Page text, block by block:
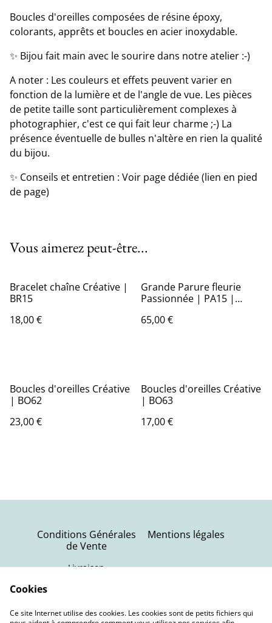
Boucles d'oreilles composées de résine époxy,
colorants, apprêts et boucles en acier inoxydable.
✨ Bijou fait main avec le sourire dans notre atelier :-)
A noter : Les couleurs et effets peuvent varier en
fonction de la lumière et de l'angle de vue. Les pièces
de petite taille sont particulièrement complexes à
photographier, c'est ce qui fait leur charme ;-) La
présence éventuelle de bulles n'altère en rien la qualité
du bijou.
✨ Conseils et entretien : Voir page dédiée (lien en pied
de page)
Vous aimerez peut-être...
Bracelet chaîne Créative |
BR15
18,00 €
Grande Parure fleurie
Passionnée | PA15 |
65,00 €
Boucles d'oreilles Créative
| BO62
23,00 €
Boucles d'oreilles Créative
| BO63
17,00 €
Conditions Générales
de Vente
Livraison
Mentions légales
Politique de cookies
Cookies
Ce site Internet utilise des cookies. Les cookies sont de petits fichiers qui